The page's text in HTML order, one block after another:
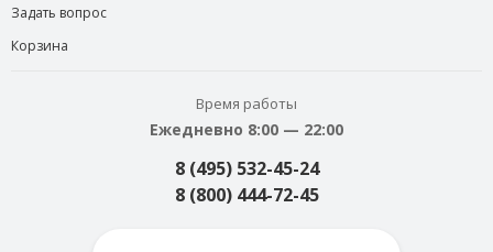
Задать вопрос
Корзина
Время работы
Ежедневно 8:00 — 22:00
8 (495) 532-45-24
8 (800) 444-72-45